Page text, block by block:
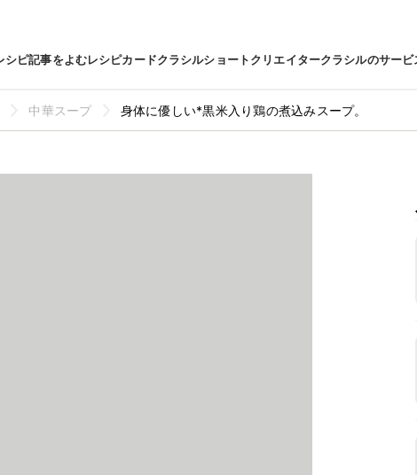
シピ記事をよむレシピカードクラシルショートクリエイタークラシルのサービ
中華スープ 身体に優しい*黒米入り鶏の煮込みスープ。